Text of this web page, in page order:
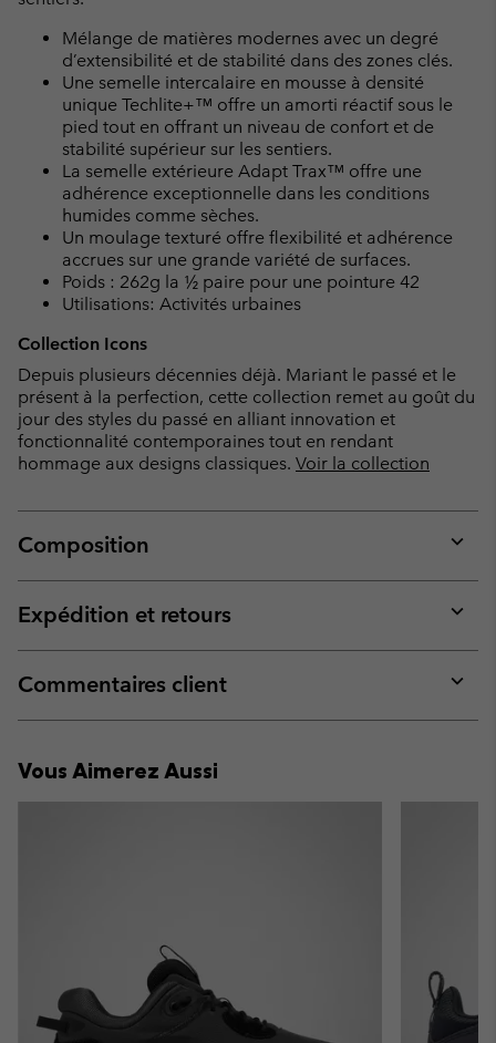
Mélange de matières modernes avec un degré
d’extensibilité et de stabilité dans des zones clés.
Une semelle intercalaire en mousse à densité
unique Techlite+™ offre un amorti réactif sous le
pied tout en offrant un niveau de confort et de
stabilité supérieur sur les sentiers.
La semelle extérieure Adapt Trax™ offre une
adhérence exceptionnelle dans les conditions
humides comme sèches.
Un moulage texturé offre flexibilité et adhérence
accrues sur une grande variété de surfaces.
Poids : 262g la ½ paire pour une pointure 42
Utilisations: Activités urbaines
Collection Icons
Depuis plusieurs décennies déjà. Mariant le passé et le
présent à la perfection, cette collection remet au goût du
jour des styles du passé en alliant innovation et
fonctionnalité contemporaines tout en rendant
hommage aux designs classiques. Voir la collection
Composition
or
Expédition et retours
or
Commentaires client
or
Vous Aimerez Aussi